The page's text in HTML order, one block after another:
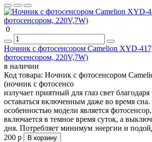
0
Ночник с фотосенсором Camelion XYD-
фотосенсором, 220V,7W)
в наличии
Код товара: Ночник с фотосенсором
(ночник с фотосенсо
излучает приятный для глаз свет
оставаться включенным даже во время
особенностью модели является
включается в темное время суток, а
дня. Потребляет минимум энергии и
200 р
В корзину